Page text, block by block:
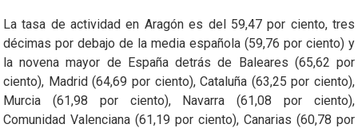
La tasa de actividad en Aragón es del 59,47 por ciento, tres
décimas por debajo de la media española (59,76 por ciento) y
la novena mayor de España detrás de Baleares (65,62 por
ciento), Madrid (64,69 por ciento), Cataluña (63,25 por ciento),
Murcia (61,98 por ciento), Navarra (61,08 por ciento),
Comunidad Valenciana (61,19 por ciento), Canarias (60,78 por